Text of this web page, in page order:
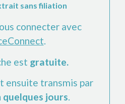
sans filiation
connecter avec
.
est gratuite.
ensuite transmis par
quelques jours.